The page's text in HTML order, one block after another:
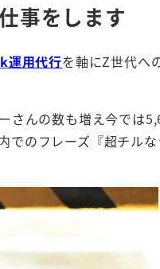
事をします
運用代行を軸にZ世代へ
さんの数も増え今では
でのフレーズ『超チルな